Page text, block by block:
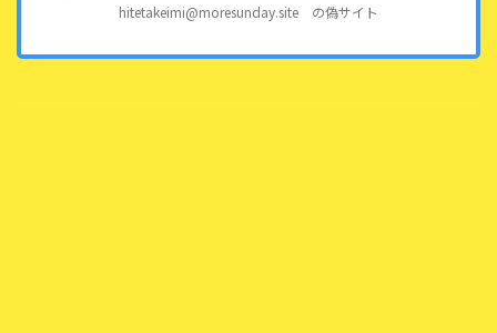
hitetakeimi@moresunday.site の偽サイト